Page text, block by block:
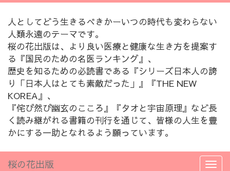
人としてどう生きるべきかーいつの時代も変わらない
人類永遠のテーマです。
桜の花出版は、より良い医療と健康な生き方を提案す
る『国民のための名医ランキング』、
歴史を知るための必読書である『シリーズ日本人の誇
り「日本人はとても素敵だった」』『THE NEW
KOREA』、
『侘び然び幽玄のこころ』『タオと宇宙原理』など長
く読み継がれる書籍の刊行を通じて、皆様の人生を豊
かにする一助となれるよう願っています。
桜の花出版